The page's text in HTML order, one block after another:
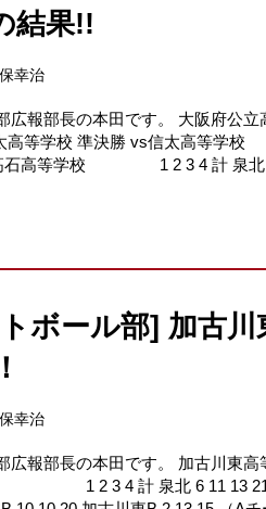
結果!!
幸治
広報部長の本田です。 大阪府公
太高等学校 準決勝 vs信太高等
高石高等学校 1 2 3 4 計 泉北
ボール部] 加古川
幸治
広報部長の本田です。 加古川東
1 2 3 4 計 泉北 6 11 13 21